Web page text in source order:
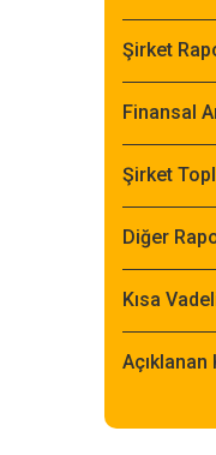
Şirket
Finansal
Şirket
Diğer
Kısa
Açıklanan